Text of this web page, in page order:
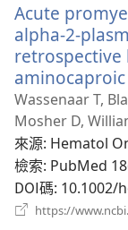
Acute
alpha-2-
retrospective
Wassenaar T,
Mosher D,
來源‎: Hematol
檢索‎: PubMed
DOI碼‎: 10.1002/
https://